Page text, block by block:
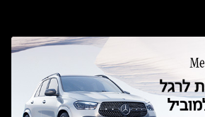
בהסדר פשרה בתצ 56447-02-19